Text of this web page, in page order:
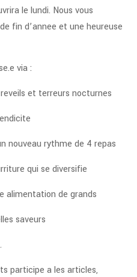
le lundi. Nous vous
fin d’annee et une heureuse
via :
et terreurs nocturnes
nouveau rythme de 4 repas
qui se diversifie
alimentation de grands
saveurs
participe a les articles,